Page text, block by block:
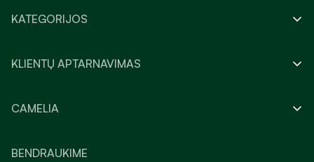
KATEGORIJOS
KLIENTŲ APTARNAVIMAS
CAMELIA
BENDRAUKIME